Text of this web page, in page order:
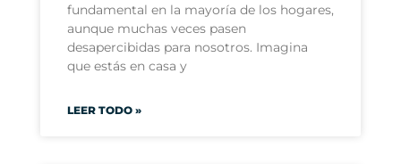
fundamental en la mayoría de los hogares,
aunque muchas veces pasen
desapercibidas para nosotros. Imagina
que estás en casa y
LEER TODO »